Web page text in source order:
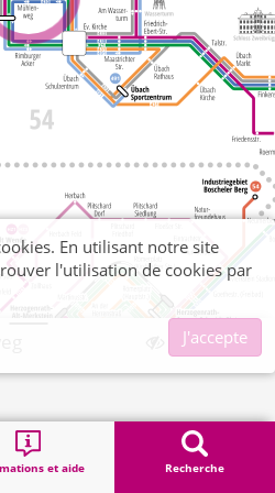
et aide Recherche
En utilisant notre site
l'utilisation de cookies par
J'accepte